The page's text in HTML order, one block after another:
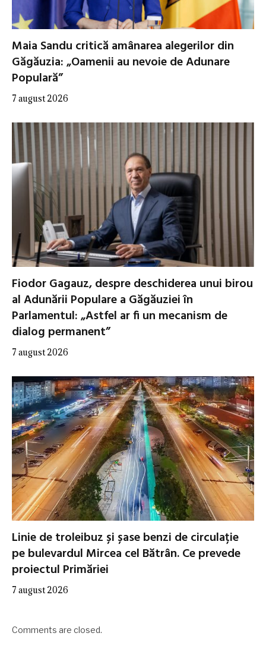
Maia Sandu critică amânarea alegerilor din
Găgăuzia: „Oamenii au nevoie de Adunare
Populară”
7 august 2026
Fiodor Gagauz, despre deschiderea unui birou
al Adunării Populare a Găgăuziei în
Parlamentul: „Astfel ar fi un mecanism de
dialog permanent”
7 august 2026
Linie de troleibuz și șase benzi de circulație
pe bulevardul Mircea cel Bătrân. Ce prevede
proiectul Primăriei
7 august 2026
Comments are closed.